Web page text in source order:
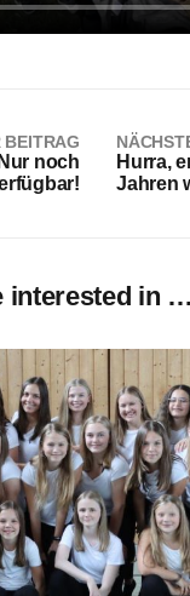
BEITRAG
noch
Hurra,
Jahren
interested in …